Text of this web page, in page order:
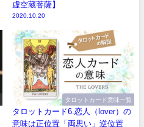
虚空蔵菩薩】
2020.10.20
タロットカード意味一覧
タロットカード6.恋人（lover）の
意味は正位置「両思い」逆位置